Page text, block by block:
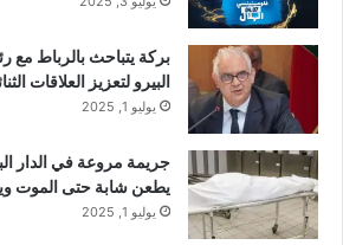
بركة يتباحث بالرباط
البيرو لتعزيز العلاقات
يوليو 1, 2025
جريمة مروعة في الدار
يطعن شابة حتى الموت
يوليو 1, 2025